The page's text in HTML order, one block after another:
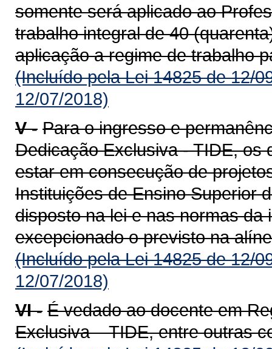
somente será aplicado ao
trabalho integral de 40
aplicação a regime de trabalho
(Incluído pela Lei 14825 de 12/
12/07/2018)
V - Para o ingresso e
Dedicação Exclusiva - TIDE, os
estar em consecução de
Instituições de Ensino Superior
disposto na lei e nas normas da
excepcionado o previsto na
(Incluído pela Lei 14825 de 12/
12/07/2018)
VI - É vedado ao docente em
Exclusiva – TIDE, entre outras